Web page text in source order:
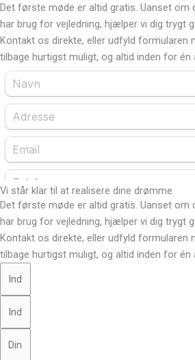
Det første møde er altid gratis. Uanset om
har brug for vejledning, hjælper vi dig trygt
Kontakt os direkte, eller udfyld formularen
tilbage hurtigst muligt, og altid inden for én
Vi står klar til at realisere dine drømme
Det første møde er altid gratis. Uanset om
har brug for vejledning, hjælper vi dig trygt
Kontakt os direkte, eller udfyld formularen
tilbage hurtigst muligt, og altid inden for én